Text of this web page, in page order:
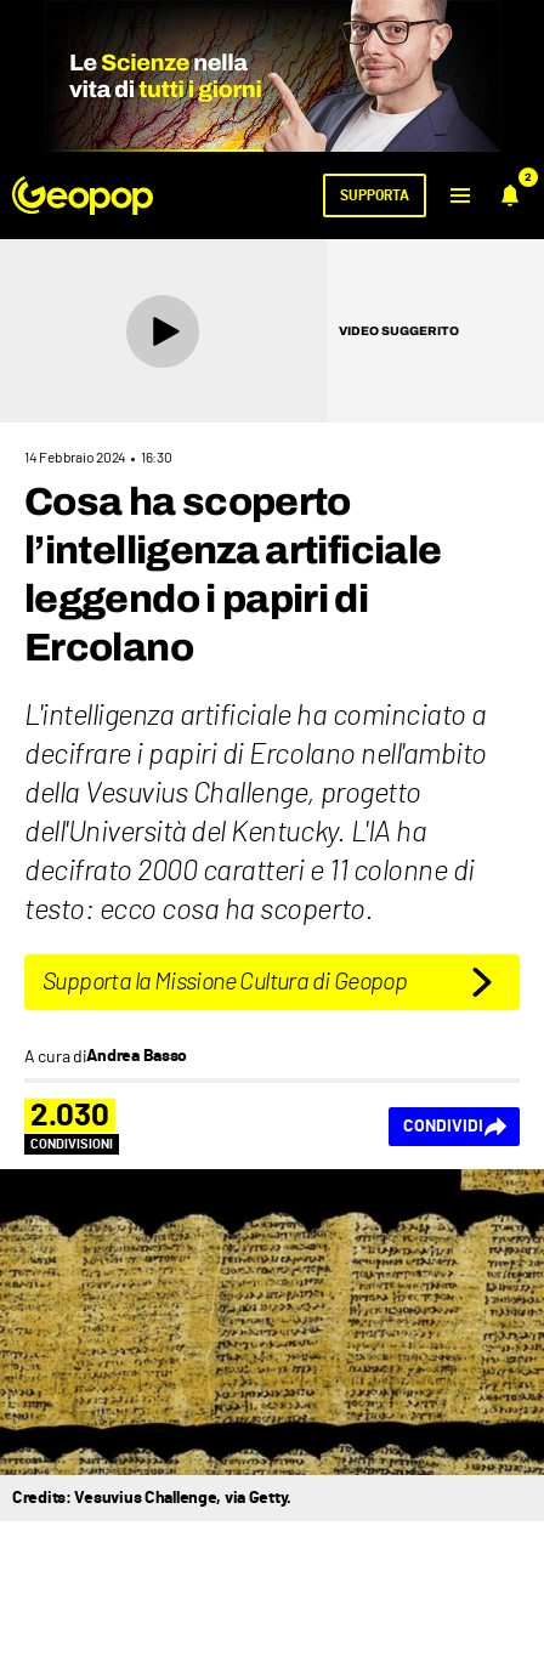
2
SUPPORTA
VIDEO SUGGERITO
14 Febbraio 2024 16:30
Cosa ha scoperto
l’intelligenza artificiale
leggendo i papiri di
Ercolano
L'intelligenza artificiale ha cominciato a
decifrare i papiri di Ercolano nell'ambito
della Vesuvius Challenge, progetto
dell'Università del Kentucky. L'IA ha
decifrato 2000 caratteri e 11 colonne di
testo: ecco cosa ha scoperto.
Supporta la Missione Cultura di Geopop
A cura diAndrea Basso
2.030
CONDIVISIONI
CONDIVIDI
Credits: Vesuvius Challenge, via Getty.